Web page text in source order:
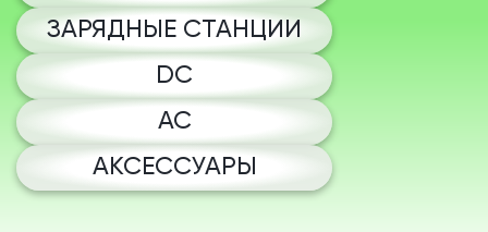
ЗАРЯДНЫЕ СТАНЦИИ
DC
AC
АКСЕССУАРЫ